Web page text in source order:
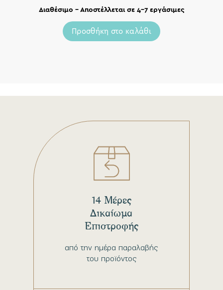
Διαθέσιμο – Αποστέλλεται σε 4-7 εργάσιμες
Προσθήκη στο καλάθι
από την ημέρα παραλαβής
του προϊόντος
14 Μέρες
Δικαίωμα
Επιστροφής